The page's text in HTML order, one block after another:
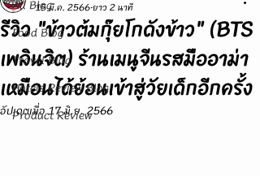
All Blog
Food Blog
Travel Blog
Hotels Review Blog
Product Review
รีวิว "ข้าวต้มกุ๊ยโกดังข้าว" (BTS
เพลินจิต) ร้านเมนูจีนรสมืออาม่า
เหมือนได้ย้อนเข้าสู่วัยเด็กอีกครั้ง
15 มี.ค. 2566ยาว 2 นาที
อัปเดตเมื่อ17 มิ.ย. 2566